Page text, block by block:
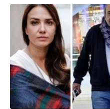
21.08.2024